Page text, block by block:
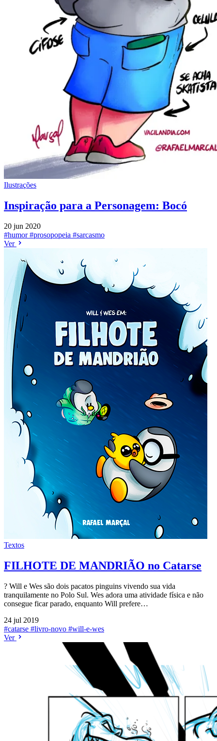
Ilustrações
Inspiração para a Personagem: Bocó
20 jun 2020
#humor#prosopopeia #sarcasmo
Ver
Textos
FILHOTE DE MANDRIÃO no Catarse
? Will e Wes são dois pacatos pinguins vivendo sua vida
tranquilamente no Polo Sul. Wes adora uma atividade física e não
consegue ficar parado, enquanto Will prefere…
24 jul 2019
#catarse #livro-novo #will-e-wes
Ver